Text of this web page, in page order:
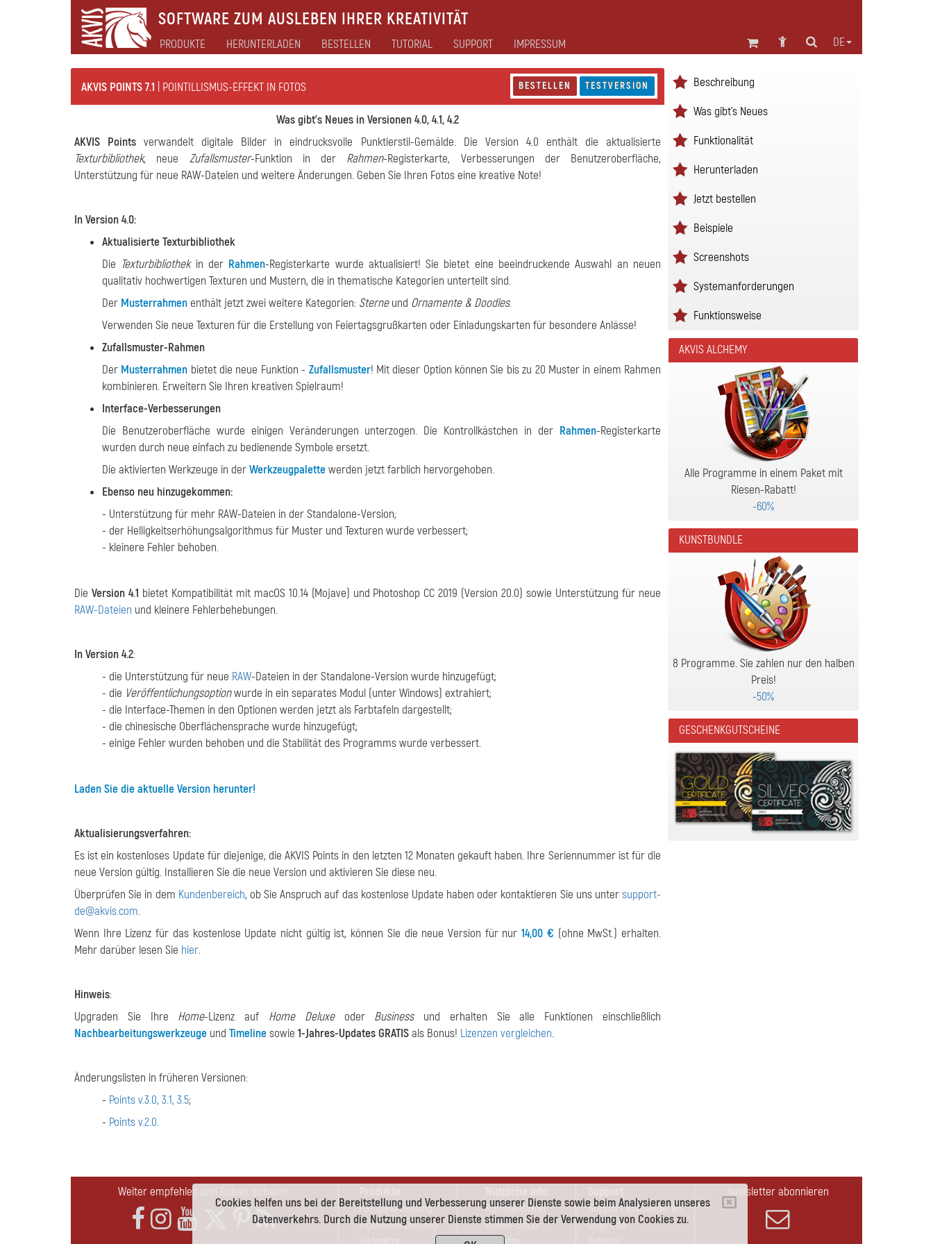
Cookies helfen uns bei der Bereitstellung und Verbesserung unserer Dienste sowie beim Analysieren unseres
Datenverkehrs. Durch die Nutzung unserer Dienste stimmen Sie der Verwendung von Cookies zu.
SOFTWARE ZUM AUSLEBEN IHRER KREATIVITÄT
DE
PRODUKTE HERUNTERLADEN BESTELLEN TUTORIAL SUPPORT IMPRESSUM
AKVIS POINTS 7.1 | POINTILLISMUS-EFFEKT IN FOTOS BESTELLEN TESTVERSION
Was gibt's Neues in Versionen 4.0, 4.1, 4.2
AKVIS Points verwandelt digitale Bilder in eindrucksvolle Punktierstil-Gemälde. Die Version 4.0 enthält die aktualisierte
Texturbibliothek, neue Zufallsmuster-Funktion in der Rahmen-Registerkarte, Verbesserungen der Benutzeroberfläche,
Unterstützung für neue RAW-Dateien und weitere Änderungen. Geben Sie Ihren Fotos eine kreative Note!
In Version 4.0:
Aktualisierte Texturbibliothek
Die Texturbibliothekin der Rahmen-Registerkarte wurde aktualisiert! Sie bietet eine beeindruckende Auswahl an neuen
qualitativ hochwertigen Texturen und Mustern, die in thematische Kategorien unterteilt sind.
Der Musterrahmen enthält jetzt zwei weitere Kategorien: Sterneund Ornamente & Doodles.
Verwenden Sie neue Texturen für die Erstellung von Feiertagsgrußkarten oder Einladungskarten für besondere Anlässe!
Zufallsmuster-Rahmen
Der Musterrahmen bietet die neue Funktion - Zufallsmuster! Mit dieser Option können Sie bis zu 20 Muster in einem Rahmen
kombinieren. Erweitern Sie Ihren kreativen Spielraum!
Interface-Verbesserungen
Die Benutzeroberfläche wurde einigen Veränderungen unterzogen. Die Kontrollkästchen in der Rahmen-Registerkarte
wurden durch neue einfach zu bedienende Symbole ersetzt.
Die aktivierten Werkzeuge in derWerkzeugpalettewerden jetzt farblich hervorgehoben.
Ebenso neu hinzugekommen:
- Unterstützung für mehr RAW-Dateien in der Standalone-Version;
- der Helligkeitserhöhungsalgorithmus für Muster und Texturen wurde verbessert;
- kleinere Fehler behoben.
Die Version 4.1 bietet Kompatibilität mit macOS 10.14 (Mojave) und Photoshop CC 2019 (Version 20.0) sowie Unterstützung für neue
RAW-Dateien und kleinere Fehlerbehebungen.
In Version 4.2:
- die Unterstützung für neue RAW-Dateien in der Standalone-Version wurde hinzugefügt;
- die Veröffentlichungsoptionwurde in ein separates Modul (unter Windows) extrahiert;
- die Interface-Themen in den Optionen werden jetzt als Farbtafeln dargestellt;
- die chinesische Oberflächensprache wurde hinzugefügt;
- einige Fehler wurden behoben und die Stabilität des Programms wurde verbessert.
Laden Sie die aktuelle Version herunter!
Aktualisierungsverfahren:
Es ist ein kostenloses Update für diejenige, die AKVIS Points in den letzten 12 Monaten gekauft haben. Ihre Seriennummer ist für die
neue Version gültig. Installieren Sie die neue Version und aktivieren Sie diese neu.
Überprüfen Sie in dem Kundenbereich, ob Sie Anspruch auf das kostenlose Update haben oder kontaktieren Sie uns untersupport-
de@akvis.com.
Wenn Ihre Lizenz für das kostenlose Update nicht gültig ist, können Sie die neue Version für nur14,00 € (ohne MwSt.) erhalten.
Mehr darüber lesen Sie hier.
Hinweis:
Upgraden Sie Ihre Home-Lizenz auf Home Deluxeoder Businessund erhalten Sie alle Funktionen einschließlich
Nachbearbeitungswerkzeuge und Timelinesowie 1-Jahres-Updates GRATISals Bonus! Lizenzen vergleichen.
Änderungslisten in früheren Versionen:
- Points v.3.0, 3.1, 3.5;
- Points v.2.0.
Beschreibung
Was gibt's Neues
Funktionalität
Herunterladen
Jetzt bestellen
Beispiele
Screenshots
Systemanforderungen
Funktionsweise
AKVIS ALCHEMY
Alle Programme in einem Paket mit
Riesen-Rabatt!
-60%
KUNSTBUNDLE
8 Programme. Sie zahlen nur den halben
Preis!
-50%
GESCHENKGUTSCHEINE
Weiter empfehlen und Rabatt sichern!
Fotobearbeitung
Videobearbeitung
Kompatibilität
Online-Shop
Support kontaktieren
Upgrade
Newsletter abonnieren